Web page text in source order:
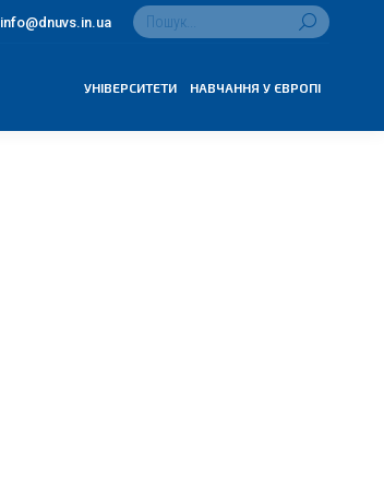
info@dnuvs.in.ua Search:
УНІВЕРСИТЕТИ НАВЧАННЯ У ЄВРОПІ